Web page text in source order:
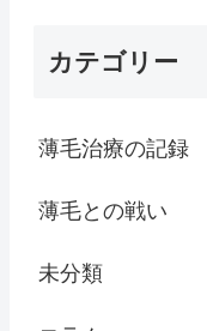
カテゴリー
薄毛治療の記録
薄毛との戦い
未分類